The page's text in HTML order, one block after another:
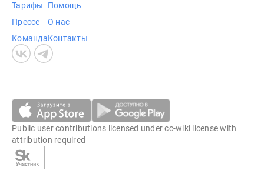
Тарифы
Прессе
Команда
Помощь
О нас
Контакты
Public user contributions licensed undercc-wiki license with
attribution required